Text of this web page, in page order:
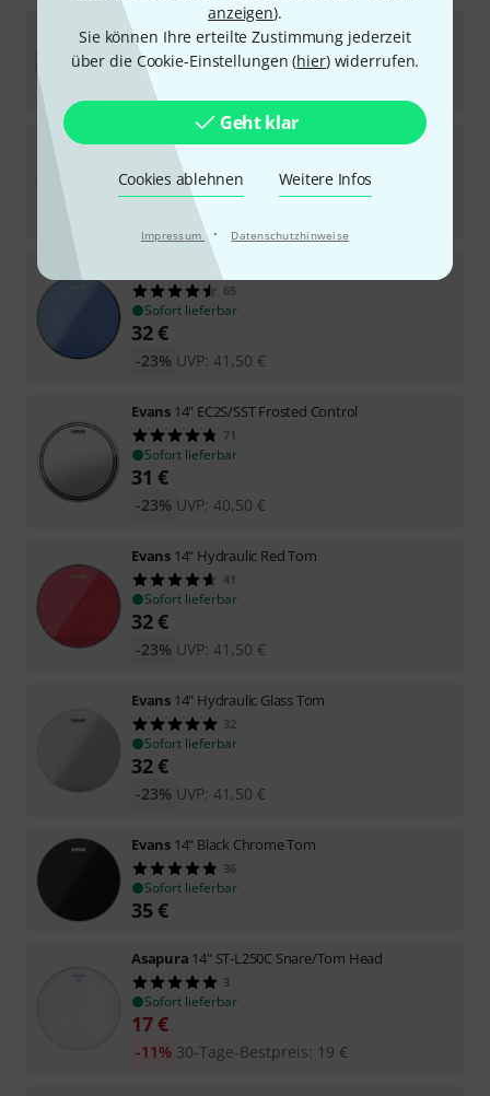
anzeigen).
Sie können Ihre erteilte Zustimmung jederzeit
über die Cookie-Einstellungen (hier) widerrufen.
Geht klar
Cookies ablehnen Weitere Infos
Impressum · Datenschutzhinweise
Remo 14" Renaissance Diplomat
Sofort lieferbar
36
Kentville Drums14" Kangaroo Drum Head
medium
17
In 3–4 Wochen lieferbar
14" Hydraulic Blue Tom
65
Sofort lieferbar
32€
UVP: 41,50 €
-23%
Evans 14" EC2S/SST Frosted Control
71
Sofort lieferbar
31 €
UVP: 40,50 €
-23%
Evans 14" Hydraulic Red Tom
41
Sofort lieferbar
32€
UVP: 41,50 €
-23%
Evans 14" Hydraulic Glass Tom
32
Sofort lieferbar
32€
UVP: 41,50 €
-23%
Evans 14" Black Chrome Tom
36
Sofort lieferbar
35€
Asapura 14" ST-L250C Snare/Tom Head
3
Sofort lieferbar
17€
30-Tage-Bestpreis: 19 €
-11%